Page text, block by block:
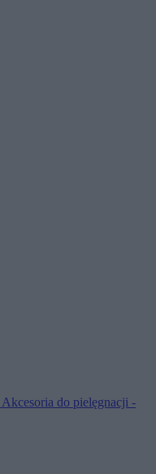
Akcesoria do pielęgnacji -